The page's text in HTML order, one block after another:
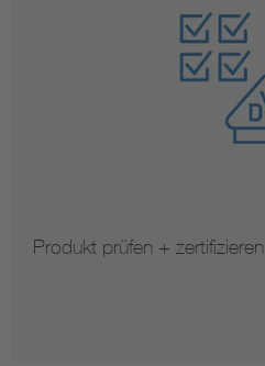
Produkt prüfen + zertifizieren